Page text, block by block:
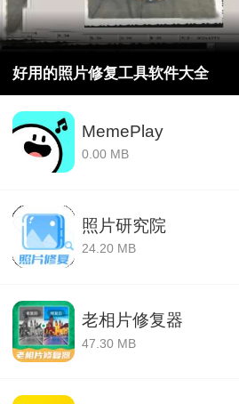
好用的照片修复工具软件大全
MemePlay
0.00 MB
照片研究院
24.20 MB
老相片修复器
47.30 MB